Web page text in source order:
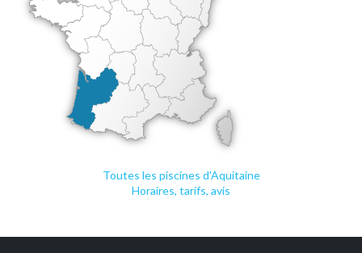
Toutes les piscines d'Aquitaine
Horaires, tarifs, avis